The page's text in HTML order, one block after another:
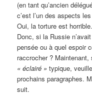
(en tant qu’ancien
c’est l’un des aspects
Oui, la torture est
Donc, si la Russie
pensée ou à quel espoir
raccrocher ?
« éclairé » typique,
prochains paragraphes.
suit.